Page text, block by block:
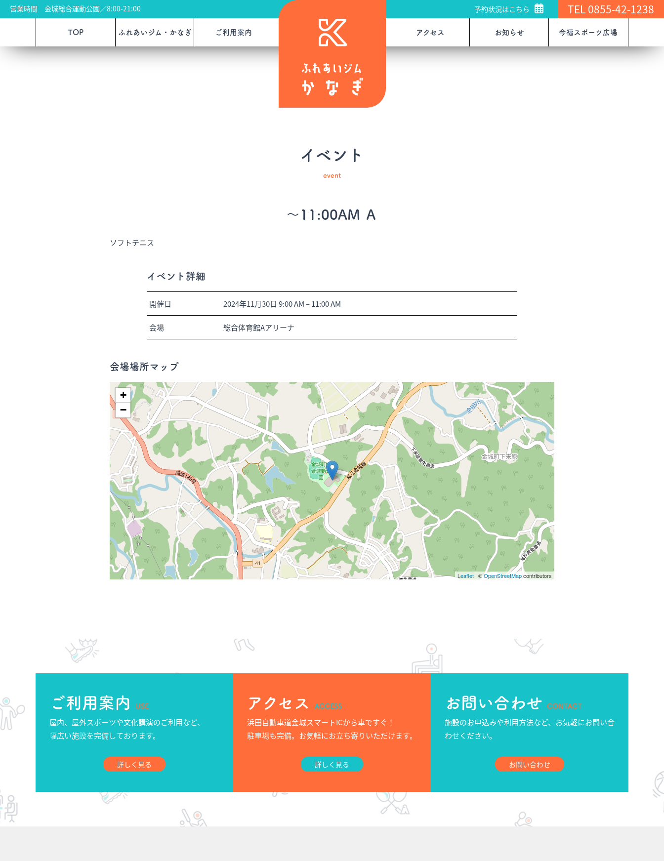
営業時間 金城総合運動公園／8:00-21:00 予約状況はこちら TEL 0855-42-1238
TOP ふれあいジム・かなぎ ご利用案内 アクセス お知らせ 今福スポーツ広場
イベント
event
～11:00AM Ａ
ソフトテニス
イベント詳細
開催日 2024年11月30日 9:00 AM–11:00 AM
会場 総合体育館Aアリーナ
会場場所マップ
+
−
Leaflet | ©OpenStreetMapcontributors
ご利用案内 USE
屋内、屋外スポーツや文化講演のご利用など、
幅広い施設を完備しております。
詳しく見る
アクセス ACCESS
浜田自動車道金城スマートICから車ですぐ！
駐車場も完備。お気軽にお立ち寄りいただけます。
詳しく見る
お問い合わせ CONTACT
施設のお申込みや利用方法など、お気軽にお問い合
わせください。
お問い合わせ